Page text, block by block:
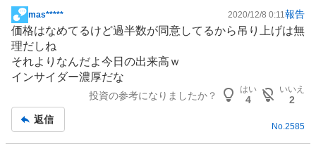
掲
示
板
記
事
mas***** 2020/12/8 0:11 報告
価格はなめてるけど過半数が同意してるから吊り上げは無
理だしね
それよりなんだよ今日の出来高ｗ
インサイダー濃厚だな
投資の参考になりましたか？
はい
4
いいえ
2
返信
No.2585